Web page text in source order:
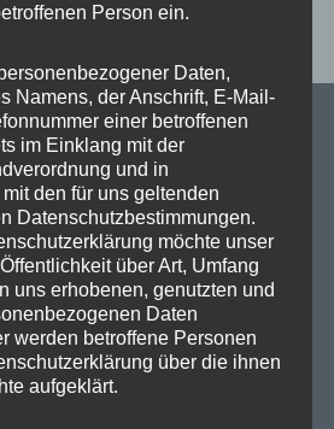
Person ein.
Daten,
Namens, der Anschrift, E-Mail-
einer betroffenen
im Einklang mit der
und in
den für uns geltenden
Datenschutzbestimmungen.
möchte unser
über Art, Umfang
uns erhobenen, genutzten und
Daten
werden betroffene Personen
über die ihnen
aufgeklärt.